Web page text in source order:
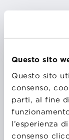
Questo sito
Questo sito
consenso,
parti, al fine
l’esperienza
consenso
Federazione